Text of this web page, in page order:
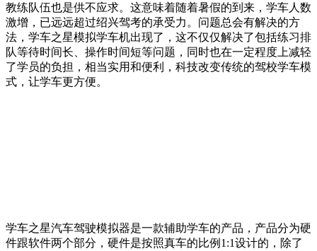
教练队伍也是供不应求。这意味着随着暑假的到来，学车人数
激增，已远远超过绍兴驾考的承受力。问题总会有解决的方
法，学车之星模拟学车机出现了，这不仅仅解决了包括练习排
队等待时间长、操作时间短等问题，同时也在一定程度上减轻
了学员的负担，相当实用和便利，科技改变传统的驾校学车模
式，让学车更方便。
学车之星汽车驾驶模拟器是一款辅助学车的产品，产品分为硬
件跟软件两个部分，硬件是按照真车的比例1:1设计的，除了